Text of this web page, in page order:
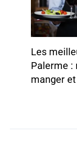
Les
Palerme :
manger